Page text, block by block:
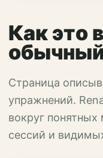
Как это
Страница
упражнений.
вокруг
сессий и